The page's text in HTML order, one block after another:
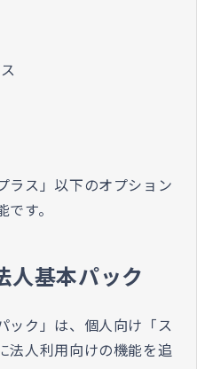
ラス」以下のオプション
す。
人基本パック
ック」は、個人向け「ス
法人利用向けの機能を追